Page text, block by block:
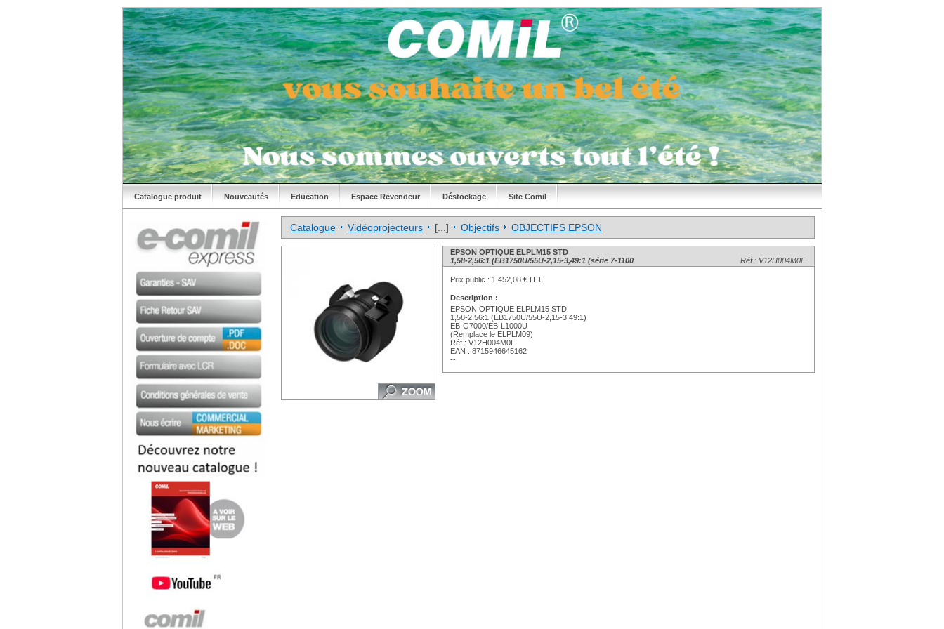
Catalogue produit Nouveautés Education Espace Revendeur Déstockage Site Comil
Catalogue Vidéoprojecteurs [...] Objectifs OBJECTIFS EPSON
EPSON OPTIQUE ELPLM15 STD
1,58-2,56:1 (EB1750U/55U-2,15-3,49:1 (série 7-1100
Réf : V12H004M0F
Prix public : 1 452,08 € H.T.
Description :
EPSON OPTIQUE ELPLM15 STD
1,58-2,56:1 (EB1750U/55U-2,15-3,49:1)
EB-G7000/EB-L1000U
(Remplace le ELPLM09)
Réf : V12H004M0F
EAN : 8715946645162
--